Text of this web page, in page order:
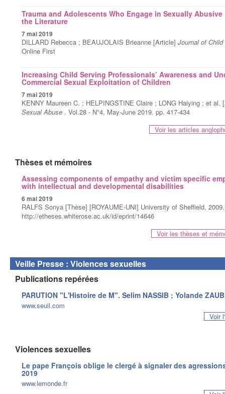
Trauma and Adolescents Who Engage in Sexually
the Literature
7 mai 2019
DILLARD Rebecca ; BEAUJOLAIS Brieanne [Article] Journal of
Online First
Increasing Child Serving Professionals’ Awareness and
Commercial Sexual Exploitation of Children
7 mai 2019
KENNY Maureen C. ; HELPINGSTINE Claire ; LONG Haiying ; et al.
Sexual Abuse . Vol.28 - N°4, May-June 2019. pp. 417-434
Voir les articles
Thèses et mémoires
Assessing components of empathy and victim specific
with intellectual and developmental disabilities
6 mai 2019
RALFS Sonya [Thèse] [ROYAUME-UNI] University of Sheffield,
http://etheses.whiterose.ac.uk/id/eprint/14646
Voir les thèses et
Veille Presse : Violences sexuelles
Publications repérées
PARUTION "L'Histoire de M". Selim NASSIB ; Yolande
www.seuil.com
Voir
Violences sexuelles
Le pape François oblige le clergé à signaler des
2019
www.lemonde.fr